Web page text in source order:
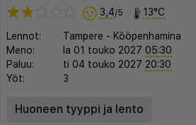
3,4/5 13°C
Lennot: Tampere - Kööpenhamina
Meno:
la 01 touko 2027 05:30
Paluu:
ti 04 touko 2027 20:30
Yöt:
3
Huoneen tyyppi ja lento